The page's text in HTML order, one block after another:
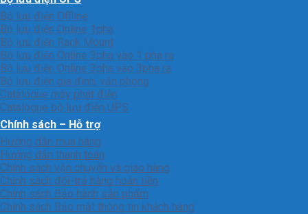
Bộ lưu điện Offline
Bộ lưu điện Online 1pha
Bộ lưu điện Rack Mount
Bộ lưu điện Online 3pha vào 1 pha ra
Bộ lưu điện Online 3pha vào 3pha ra
Bộ lưu điện gia đình, văn phòng
Catalogue máy phát điện
Catalogue bộ lưu điện UPS
Chính sách – Hỗ trợ
Hướng dẫn mua hàng
Hướng dẫn thanh toán
Chính sách vận chuyển và giao hàng
Chính sách đổi-trả hàng hoàn tiền
Chính sách Bảo hành sản phẩm
Chính sách Bảo mật thông tin khách hàng